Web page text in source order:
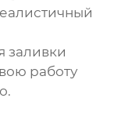
заливки
работу